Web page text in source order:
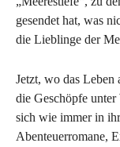
gesendet hat, was
die Lieblinge der
Jetzt, wo das Leben
die Geschöpfe unter
sich wie immer in
Abenteuerromane,